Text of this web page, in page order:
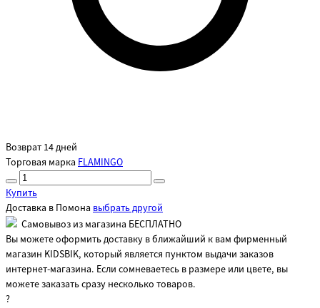
Возврат 14 дней
Торговая марка FLAMINGO
Купить
Доставка в Помона выбрать другой
Самовывоз из магазина БЕСПЛАТНО
Вы можете оформить доставку в ближайший к вам фирменный
магазин KIDSBIK, который является пунктом выдачи заказов
интернет-магазина. Если сомневаетесь в размере или цвете, вы
можете заказать сразу несколько товаров.
?